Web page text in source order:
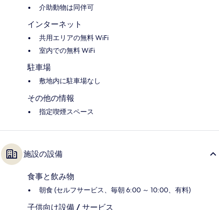
介助動物は同伴可
インターネット
共用エリアの無料 WiFi
室内での無料 WiFi
駐車場
敷地内に駐車場なし
その他の情報
指定喫煙スペース
施設の設備
食事と飲み物
朝食 (セルフサービス、毎朝 6:00 ～ 10:00、有料)
子供向け設備 / サービス